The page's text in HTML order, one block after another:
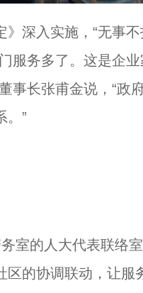
深入实施，“无事不
服务多了。这是企
事长张甫金说，“政
。”
的人大代表联络
的协调联动，让服